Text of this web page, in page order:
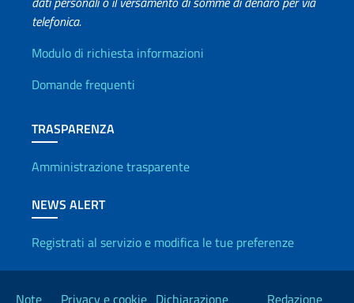
telefonica.
Info utili
Modulo di richiesta informazioni
Domande frequenti
TRASPARENZA
Amministrazione trasparente
NEWS ALERT
Registrati al servizio e modifica le tue preferenze
Link Utili